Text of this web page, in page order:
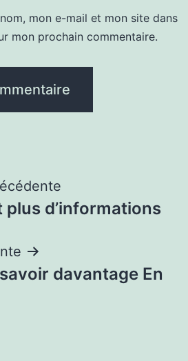
mon e-mail et mon site dans
mon prochain commentaire.
plus d’informations
davantage En